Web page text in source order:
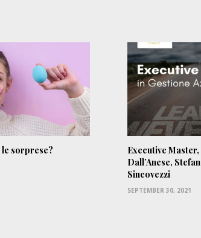
sorprese?
Executive
Dall’Anese,
Sincovezzi
SEPTEMBER 30, 2021